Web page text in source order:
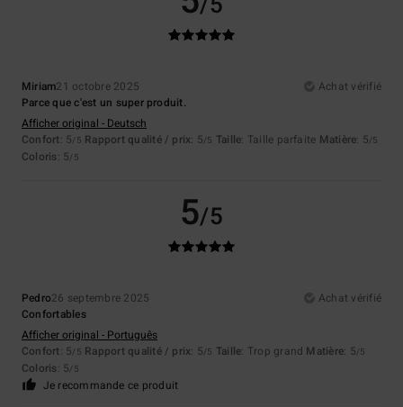
Miriam21 octobre 2025
Achat vérifié
Parce que c'est un super produit.
Afficher original - Deutsch
Confort: 5/5 Rapport qualité / prix: 5/5 Taille: Taille parfaite Matière: 5/5
Coloris: 5/5
5/5
Pedro26 septembre 2025
Achat vérifié
Confortables
Afficher original - Português
Confort: 5/5 Rapport qualité / prix: 5/5 Taille: Trop grand Matière: 5/5
Coloris: 5/5
Je recommande ce produit